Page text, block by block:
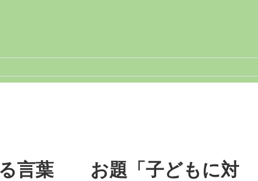
る言葉 お題「子どもに対